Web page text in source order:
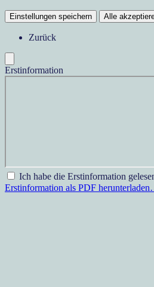
Einstellungen speichern Alle
Zurück
Erstinformation
Ich habe die Erstinformation
Erstinformation als PDF